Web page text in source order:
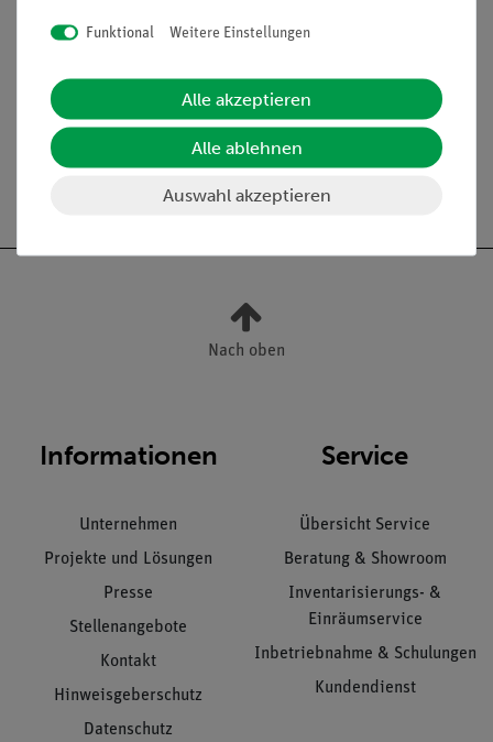
Lehrtafel Löwenzahn -
Leinwand 85 x 120 cm
103,00 €
Nach oben
Informationen
Unternehmen
Projekte und Lösungen
Presse
Stellenangebote
Kontakt
Hinweisgeberschutz
Datenschutz
Service
Übersicht Service
Beratung & Showroom
Inventarisierungs- &
Einräumservice
Inbetriebnahme & Schulungen
Kundendienst
Funktional Weitere Einstellungen
Alle akzeptieren
Alle ablehnen
Auswahl akzeptieren